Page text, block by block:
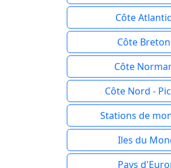
Côte
Côte
Côte
Côte Nord -
Stations de
Iles du
Pays